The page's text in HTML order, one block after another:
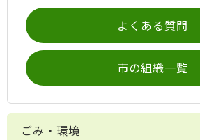
よくある質問
市の組織一覧
ごみ・環境